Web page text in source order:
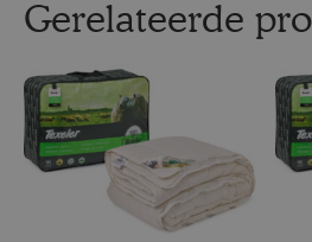
Gerelateerde